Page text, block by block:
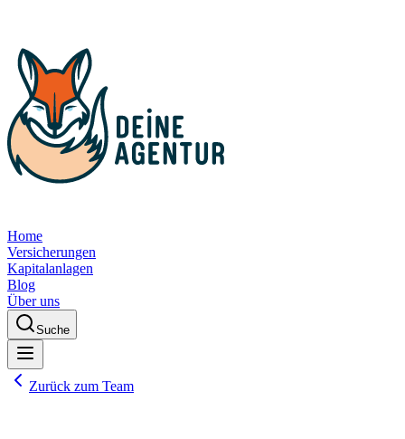
Home
Versicherungen
Kapitalanlagen
Blog
Über uns
Suche
Zurück zum Team